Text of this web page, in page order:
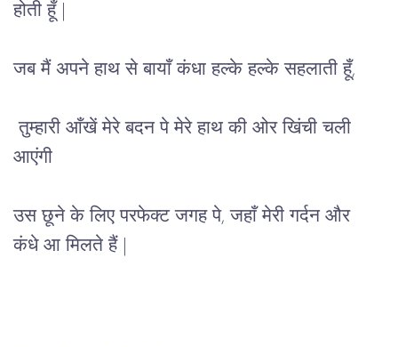
होती हूँ
जब मैं अपने हाथ से बायाँ कंधा हल्के हल्के सहलाती हूँ,
तुम्हारी आँखें मेरे बदन पे मेरे हाथ की ओर खिंची चली
आएंगी
उस छूने के लिए परफेक्ट जगह पे, जहाँ मेरी गर्दन और
कंधे आ मिलते हैं